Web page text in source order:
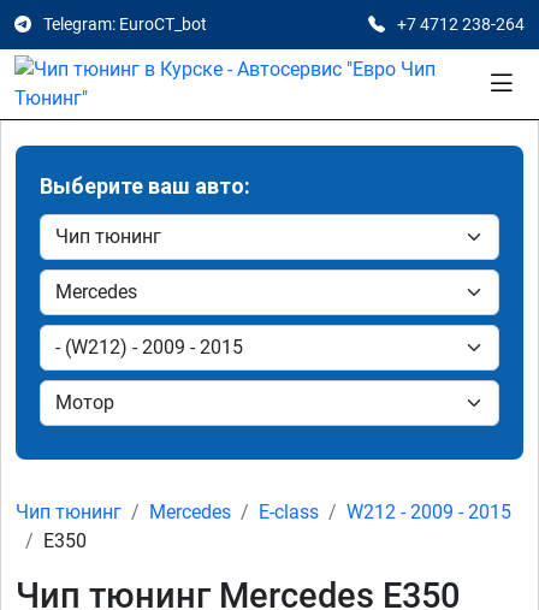
Telegram: EuroCT_bot +7 4712 238-264
Выберите ваш авто:
Чип тюнинг Mercedes E-class
W212 - 2009 - 2015
E350
Чип тюнинг Mercedes E350